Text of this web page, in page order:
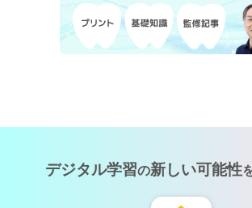
デジタル学習の新しい可能性